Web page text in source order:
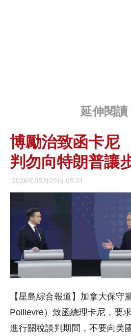
延伸閱讀
博勵治致函卡
判勿向特朗普讓
2026年08月09日 09:21
【星島綜合報道】加拿大保守
Poilievre）致函總理卡尼，要
進行關稅談判期間，不要向美